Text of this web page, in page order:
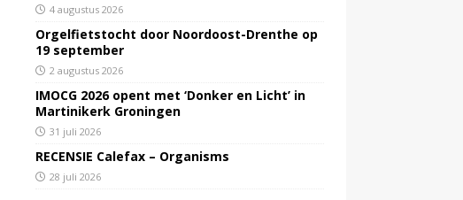
4 augustus 2026
Orgelfietstocht door Noordoost-Drenthe op
19 september
2 augustus 2026
IMOCG 2026 opent met ‘Donker en Licht’ in
Martinikerk Groningen
31 juli 2026
RECENSIE Calefax – Organisms
28 juli 2026